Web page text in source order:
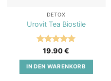
DETOX
Urovit Tea Biostile
Bewertet
5
19.90€
IN DEN WARENKORB